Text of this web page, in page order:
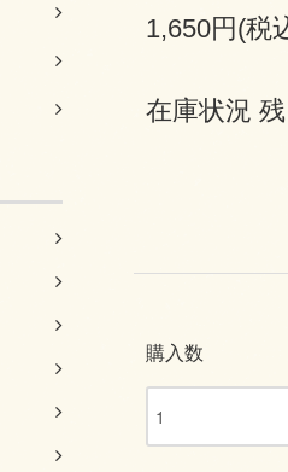
1,650円(税
在庫状況
購入数